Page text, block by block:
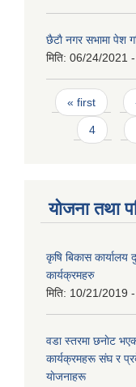
छैटाै नगर सभामा पेश
मिति: 06/24/2021
Pages
« first
4
योजना तथा
कृषि बिकास
कार्यक्रमहरु
मिति: 10/21/2019
वडा स्तरमा छनाेट
कार्यक्रमहरू संघ र
याेजनाहरू